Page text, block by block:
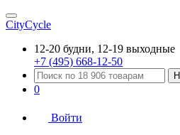
CityCycle
12-20 будни, 12-19 выходные
+7 (495) 668-12-50
0
Войти